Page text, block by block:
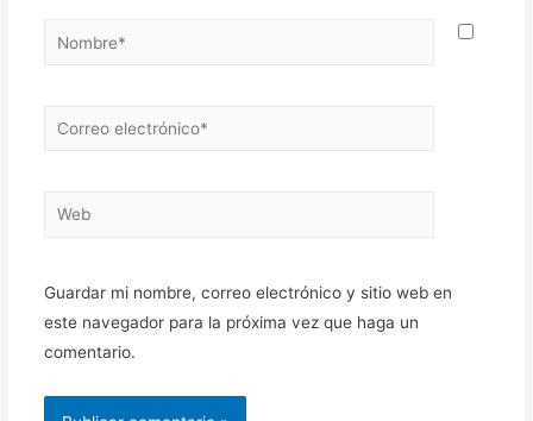
Nombre*
Correo
Web
Guardar mi nombre, correo electrónico y sitio web en
este navegador para la próxima vez que haga un
comentario.